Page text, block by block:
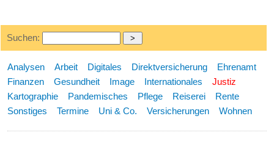
Suchen:
Analysen Arbeit Digitales Direktversicherung
Ehrenamt
Finanzen
Gesundheit Image Internationales
Justiz
Kartographie
Pandemisches Pflege Reiserei
Rente
Sonstiges
Termine Uni & Co. Versicherungen Wohnen